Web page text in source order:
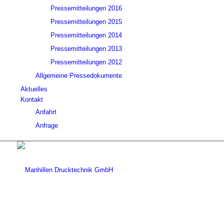
Pressemitteilungen 2016
Pressemitteilungen 2015
Pressemitteilungen 2014
Pressemitteilungen 2013
Pressemitteilungen 2012
Allgemeine Pressedokumente
Aktuelles
Kontakt
Anfahrt
Anfrage